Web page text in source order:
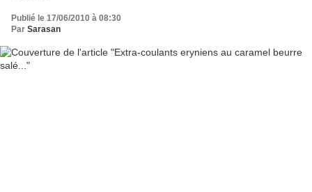
Publié le 17/06/2010 à 08:30
Par Sarasan